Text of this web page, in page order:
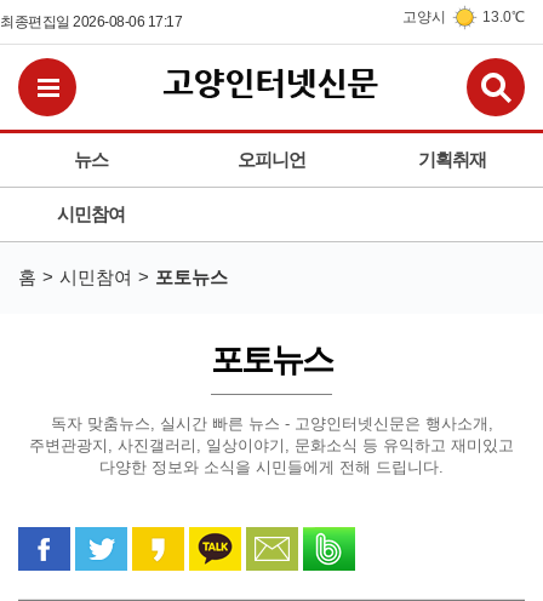
최종편집일 2026-08-06 17:17 고양시 13.0℃
뉴스 오피니언 기획취재
시민참여
전체메뉴보기
홈 시민참여 포토뉴스
포토뉴스
독자 맞춤뉴스, 실시간 빠른 뉴스 - 고양인터넷신문은 행사소개,
주변관광지, 사진갤러리, 일상이야기, 문화소식 등 유익하고 재미있고
다양한 정보와 소식을 시민들에게 전해 드립니다.
페이스북으로 공유
트위터로 공유카카오 스토리로 공유
카카오톡으로 공유
문자로 공유